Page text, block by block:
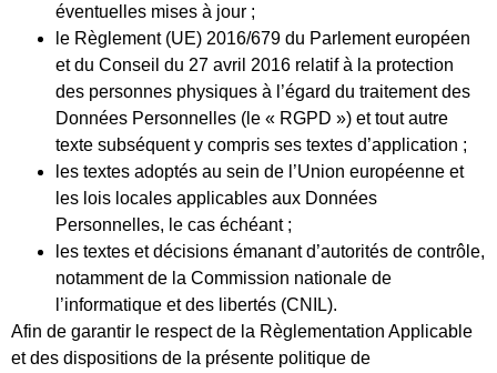
éventuelles mises à jour ;
le Règlement (UE) 2016/679 du Parlement européen
et du Conseil du 27 avril 2016 relatif à la protection
des personnes physiques à l’égard du traitement des
Données Personnelles (le « RGPD ») et tout autre
texte subséquent y compris ses textes d’application ;
les textes adoptés au sein de l’Union européenne et
les lois locales applicables aux Données
Personnelles, le cas échéant ;
les textes et décisions émanant d’autorités de contrôle,
notamment de la Commission nationale de
l’informatique et des libertés (CNIL).
Afin de garantir le respect de la Règlementation Applicable
et des dispositions de la présente politique de